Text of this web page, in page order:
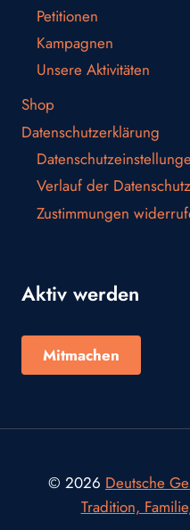
Petitionen
Kampagnen
Unsere Aktivitäten
Shop
Datenschutzerklärung
Verlauf der
Zustimmungen
Aktiv werden
Mitmachen
© 2026 Deutsche
Tradition,